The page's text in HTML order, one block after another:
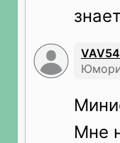
VAV54
Мне